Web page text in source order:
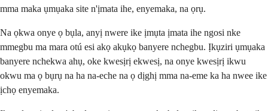
mma maka ụmụaka site n'ịmata ihe, enyemaka, na ọrụ.
Na ọkwa onye ọ bụla, anyị nwere ike ịmụta ịmata ihe ngosi nke
mmegbu ma mara otú esi akọ akụkọ banyere nchegbu. Ịkụziri ụmụaka
banyere nchekwa ahụ, oke kwesịrị ekwesị, na onye kwesịrị ikwu
okwu ma ọ bụrụ na ha na-eche na ọ dịghị mma na-eme ka ha nwee ike
ịchọ enyemaka.